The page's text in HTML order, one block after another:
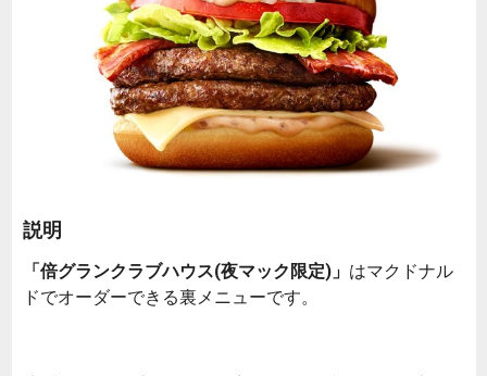
説明
「倍グランクラブハウス(夜マック限定)」 はマクドナル
ドでオーダーできる裏メニューです。